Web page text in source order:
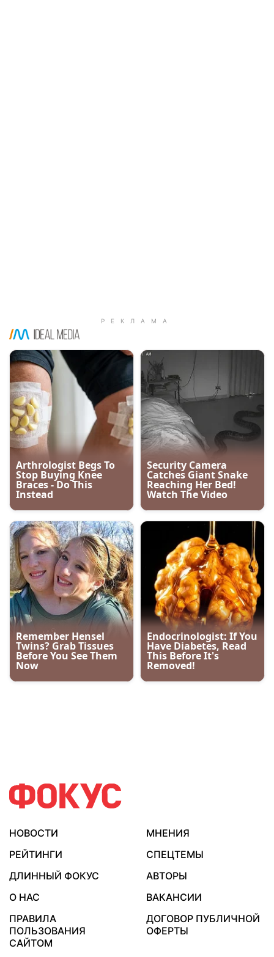
НОВОСТИ
МНЕНИЯ
РЕЙТИНГИ
СПЕЦТЕМЫ
ДЛИННЫЙ ФОКУС
АВТОРЫ
О НАС
ВАКАНСИИ
ПРАВИЛА
ПОЛЬЗОВАНИЯ
САЙТОМ
ДОГОВОР ПУБЛИЧНОЙ
ОФЕРТЫ